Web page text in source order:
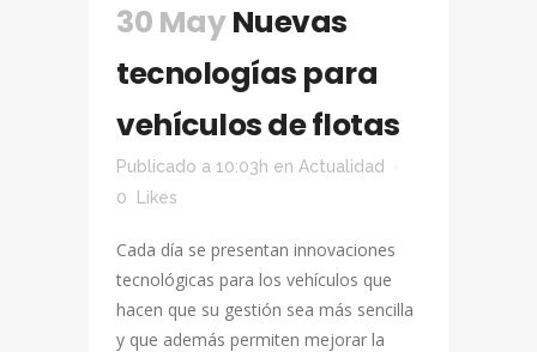
30 May Nuevas
tecnologías para
vehículos de flotas
Publicado a 10:03h en Actualidad
0
Likes
Cada día se presentan innovaciones
tecnológicas para los vehículos que
hacen que su gestión sea más sencilla
y que además permiten mejorar la